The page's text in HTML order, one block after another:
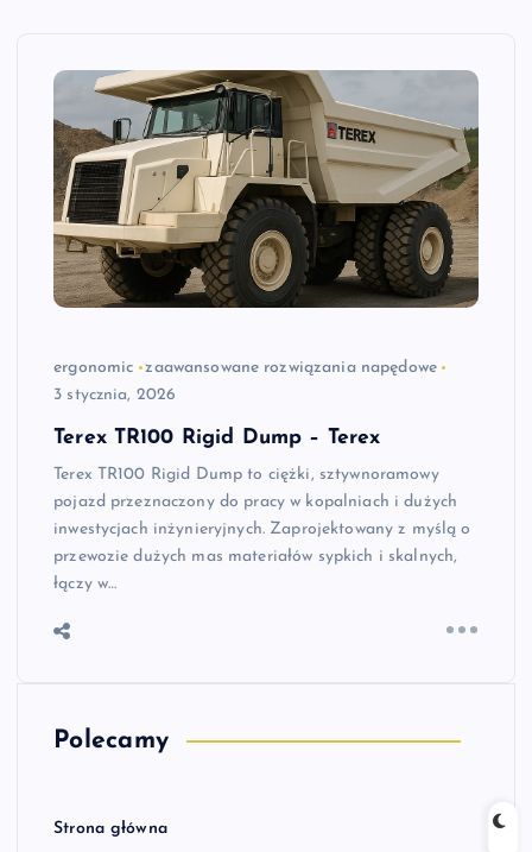
ergonomic
zaawansowane rozwiązania napędowe
3 stycznia, 2026
Terex TR100 Rigid Dump – Terex
Terex TR100 Rigid Dump to ciężki, sztywnoramowy
pojazd przeznaczony do pracy w kopalniach i dużych
inwestycjach inżynieryjnych. Zaprojektowany z myślą o
przewozie dużych mas materiałów sypkich i skalnych,
łączy w…
Polecamy
Strona główna